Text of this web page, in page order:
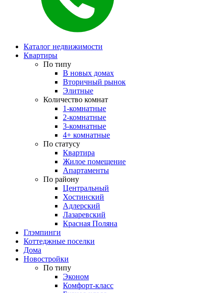
Каталог недвижимости
Квартиры
По типу
В новых домах
Вторичный рынок
Элитные
Количество комнат
1-комнатные
2-комнатные
3-комнатные
4+ комнатные
По статусу
Квартира
Жилое помещение
Апартаменты
По району
Центральный
Хостинский
Адлерский
Лазаревский
Красная Поляна
Глэмпинги
Коттеджные поселки
Дома
Новостройки
По типу
Эконом
Комфорт-класс